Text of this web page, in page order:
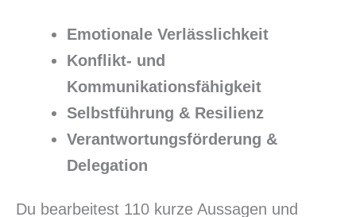
Emotionale Verlässlichkeit
Konflikt- und
Kommunikationsfähigkeit
Selbstführung & Resilienz
Verantwortungsförderung &
Delegation
Du bearbeitest 110 kurze Aussagen und